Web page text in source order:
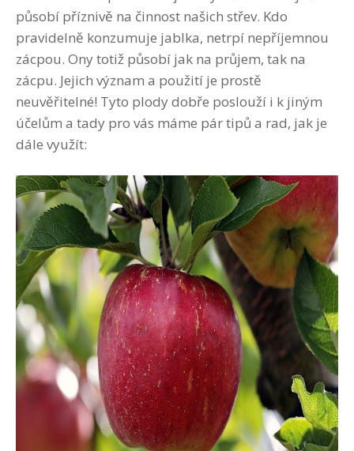
působí příznivě na činnost našich střev. Kdo
pravidelně konzumuje jablka, netrpí nepříjemnou
zácpou. Ony totiž působí jak na průjem, tak na
zácpu. Jejich význam a použití je prostě
neuvěřitelné! Tyto plody dobře poslouží i k jiným
účelům a tady pro vás máme pár tipů a rad, jak je
dále využít: